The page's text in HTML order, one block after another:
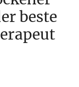
beste